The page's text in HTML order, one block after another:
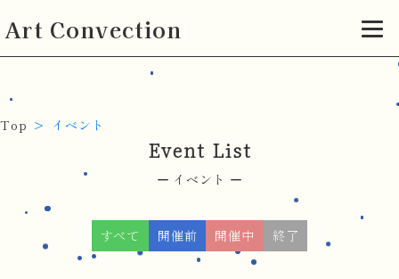
Art Convection
Top イベント
Event List
イベント
すべて 開催前 開催中 終了